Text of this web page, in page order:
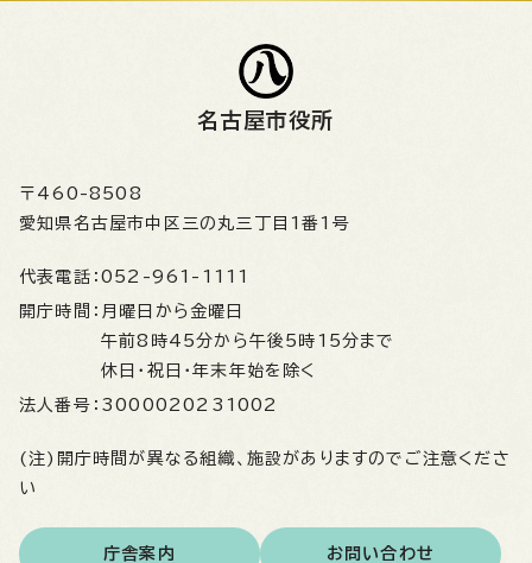
名古屋市役所
〒460-8508
愛知県名古屋市中区三の丸三丁目1番1号
代表電話： 052-961-1111
開庁時間： 月曜日から金曜日
午前8時45分から午後5時15分まで
休日・祝日・年末年始を除く
法人番号： 3000020231002
(注)開庁時間が異なる組織、施設がありますのでご注意くださ
い
庁舎案内 お問い合わせ